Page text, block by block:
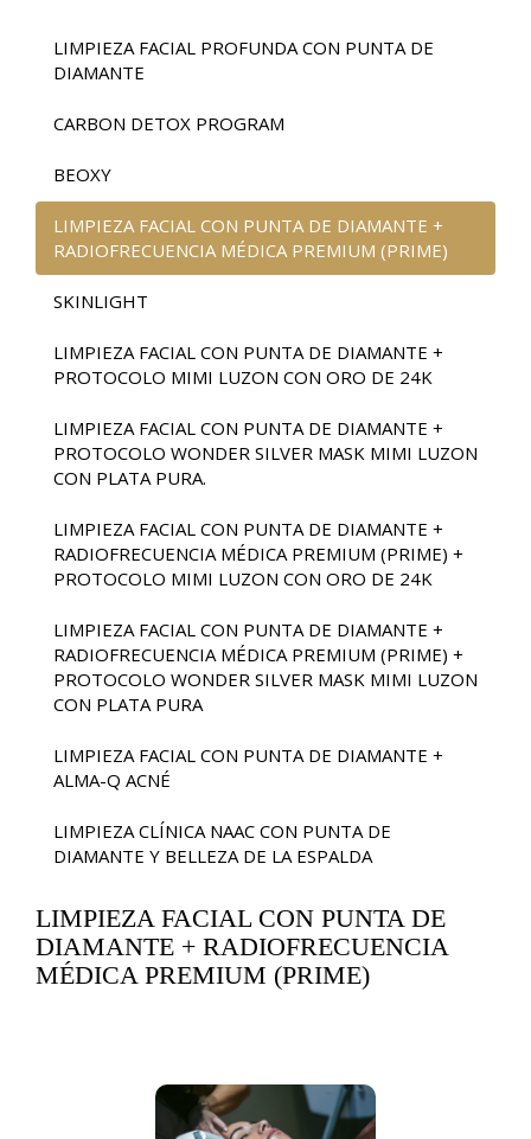
LIMPIEZA FACIAL PROFUNDA CON PUNTA DE
DIAMANTE
CARBON DETOX PROGRAM
BEOXY
LIMPIEZA FACIAL CON PUNTA DE DIAMANTE +
RADIOFRECUENCIA MÉDICA PREMIUM (PRIME)
SKINLIGHT
LIMPIEZA FACIAL CON PUNTA DE DIAMANTE +
PROTOCOLO MIMI LUZON CON ORO DE 24K
LIMPIEZA FACIAL CON PUNTA DE DIAMANTE +
PROTOCOLO WONDER SILVER MASK MIMI LUZON
CON PLATA PURA.
LIMPIEZA FACIAL CON PUNTA DE DIAMANTE +
RADIOFRECUENCIA MÉDICA PREMIUM (PRIME) +
PROTOCOLO MIMI LUZON CON ORO DE 24K
LIMPIEZA FACIAL CON PUNTA DE DIAMANTE +
RADIOFRECUENCIA MÉDICA PREMIUM (PRIME) +
PROTOCOLO WONDER SILVER MASK MIMI LUZON
CON PLATA PURA
LIMPIEZA FACIAL CON PUNTA DE DIAMANTE +
ALMA-Q ACNÉ
LIMPIEZA CLÍNICA NAAC CON PUNTA DE
DIAMANTE Y BELLEZA DE LA ESPALDA
LIMPIEZA FACIAL CON PUNTA DE
DIAMANTE + RADIOFRECUENCIA
MÉDICA PREMIUM (PRIME)